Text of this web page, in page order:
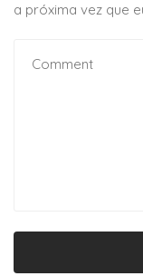
a próxima vez que